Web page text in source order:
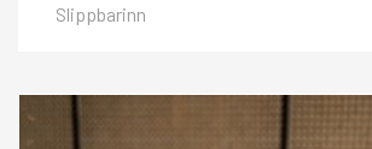
Slippbarinn